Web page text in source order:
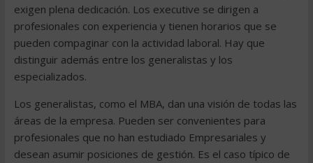
exigen plena dedicación. Los executive se dirigen a
profesionales con experiencia y tienen horarios que se
pueden compaginar con la actividad laboral. Hay que
distinguir además entre los generalistas y los
especializados.
Los generalistas, como el MBA, dan una visión de todas las
áreas de la empresa. Pueden ser convenientes para
profesionales que no han estudiado Empresariales y
desean asumir posiciones de gestión. Es el caso típico de